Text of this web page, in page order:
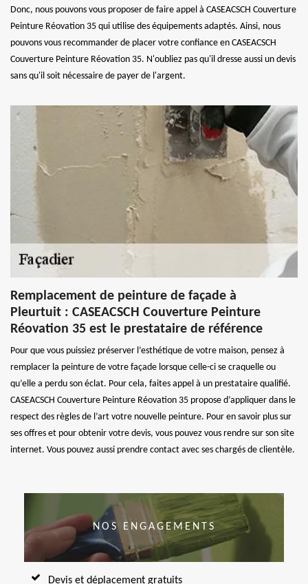
Donc, nous pouvons vous proposer de faire appel à CASEACSCH Couverture
Peinture Réovation 35 qui utilise des équipements adaptés. Ainsi, nous
pouvons vous recommander de placer votre confiance en CASEACSCH
Couverture Peinture Réovation 35. N'oubliez pas qu'il dresse aussi un devis
sans qu'il soit nécessaire de payer de l'argent.
Remplacement de peinture de façade à
Pleurtuit : CASEACSCH Couverture Peinture
Réovation 35 est le prestataire de référence
Pour que vous puissiez préserver l’esthétique de votre maison, pensez à
remplacer la peinture de votre façade lorsque celle-ci se craquelle ou
qu’elle a perdu son éclat. Pour cela, faites appel à un prestataire qualifié.
CASEACSCH Couverture Peinture Réovation 35 propose d’appliquer dans le
respect des règles de l’art votre nouvelle peinture. Pour en savoir plus sur
ses offres et pour obtenir votre devis, vous pouvez vous rendre sur son site
internet. Vous pouvez aussi prendre contact avec ses chargés de clientèle.
NOS ENGAGEMENTS
Devis et déplacement gratuits